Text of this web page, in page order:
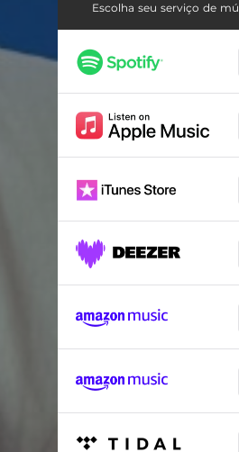
Sou Assim Até Mudar
Chamego Bom
Suburbano Blues
Veneno
Bom Demais
Novo Normal
Escolha seu serviço de